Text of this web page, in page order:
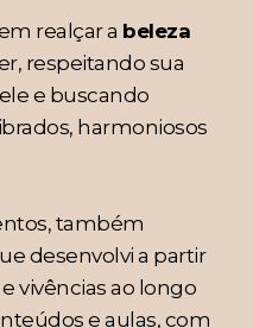
realçar a beleza
respeitando sua
e buscando
harmoniosos
também
desenvolvi a partir
vivências ao longo
e aulas, com